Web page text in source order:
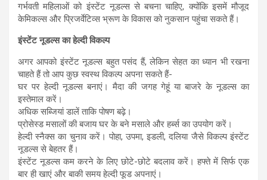
गर्भवती महिलाओं को इंस्टेंट नूडल्स से बचना चाहिए, क्योंकि इसमें मौजूद
केमिकल्स और प्रिजर्वेटिव्स भ्रूण के विकास को नुकसान पहुंचा सकते हैं।
इंस्टेंट नूडल्स का हेल्दी विकल्प
अगर आपको इंस्टेंट नूडल्स बहुत पसंद हैं, लेकिन सेहत का ध्यान भी रखना
चाहते हैं तो आप कुछ स्वस्थ विकल्प अपना सकते हैं-
घर पर हेल्दी नूडल्स बनाएं। मैदा की जगह गेहूं या बाजरे के नूडल्स का
इस्तेमाल करें।
अधिक सब्जियां डालें ताकि पोषण बढ़े।
प्रोसेस्ड मसालों की बजाय घर के बने मसाले और हर्ब्स का उपयोग करें।
हेल्दी स्नैक्स का चुनाव करें। पोहा, उपमा, इडली, दलिया जैसे विकल्प इंस्टेंट
नूडल्स से बेहतर हैं।
इंस्टेंट नूडल्स कम करने के लिए छोटे-छोटे बदलाव करें। हफ्ते में सिर्फ एक
बार ही खाएं और बाकी समय हेल्दी फूड अपनाएं।